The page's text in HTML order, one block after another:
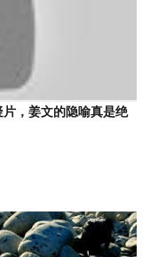
片，姜文的隐喻真是绝